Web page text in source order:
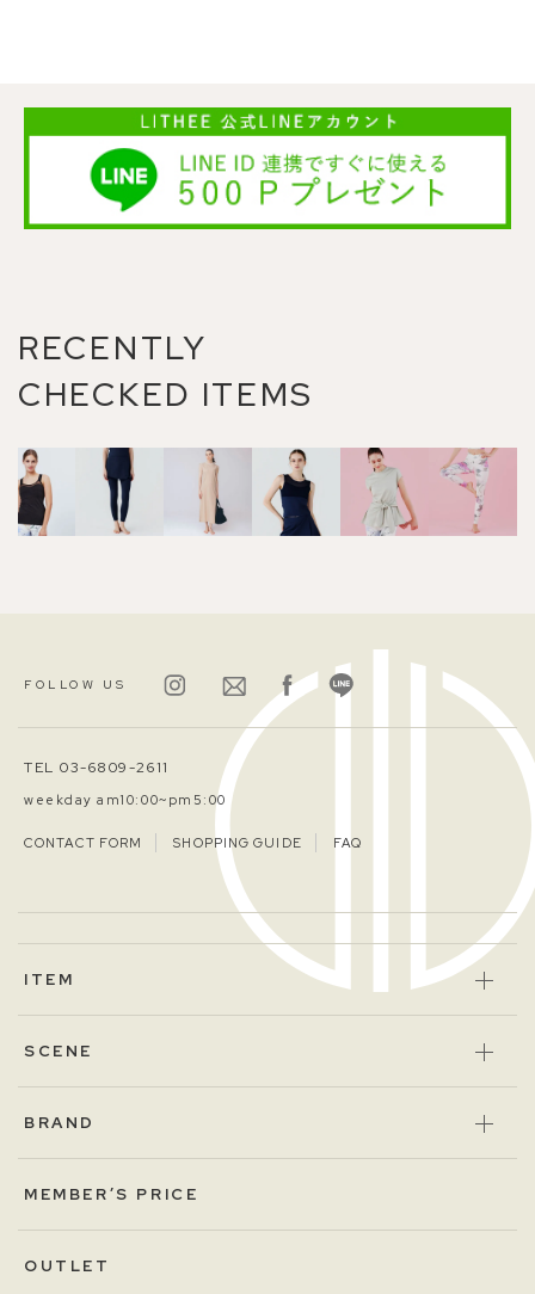
RECENTLY
CHECKED ITEMS
FOLLOW US
TEL 03-6809-2611
weekday am10:00~pm5:00
CONTACT FORM SHOPPING GUIDE FAQ
ITEM
SCENE
BRAND
MEMBER’S PRICE
OUTLET